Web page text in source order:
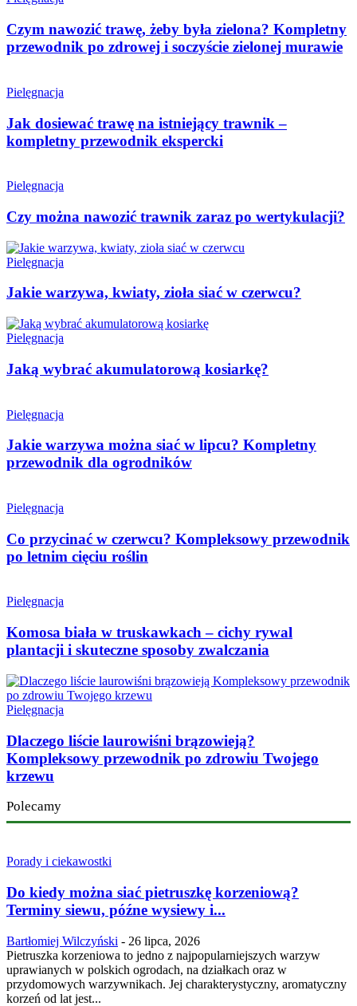
Czym nawozić trawę, żeby była zielona? Kompletny
przewodnik po zdrowej i soczyście zielonej murawie
Pielęgnacja
Jak dosiewać trawę na istniejący trawnik –
kompletny przewodnik ekspercki
Pielęgnacja
Czy można nawozić trawnik zaraz po wertykulacji?
Pielęgnacja
Jakie warzywa, kwiaty, zioła siać w czerwcu?
Pielęgnacja
Jaką wybrać akumulatorową kosiarkę?
Pielęgnacja
Jakie warzywa można siać w lipcu? Kompletny
przewodnik dla ogrodników
Pielęgnacja
Co przycinać w czerwcu? Kompleksowy przewodnik
po letnim cięciu roślin
Pielęgnacja
Komosa biała w truskawkach – cichy rywal
plantacji i skuteczne sposoby zwalczania
Pielęgnacja
Dlaczego liście laurowiśni brązowieją?
Kompleksowy przewodnik po zdrowiu Twojego
krzewu
Polecamy
Porady i ciekawostki
Do kiedy można siać pietruszkę korzeniową?
Terminy siewu, późne wysiewy i...
Bartłomiej Wilczyński - 26 lipca, 2026
Pietruszka korzeniowa to jedno z najpopularniejszych warzyw
uprawianych w polskich ogrodach, na działkach oraz w
przydomowych warzywnikach. Jej charakterystyczny, aromatyczny
korzeń od lat jest...